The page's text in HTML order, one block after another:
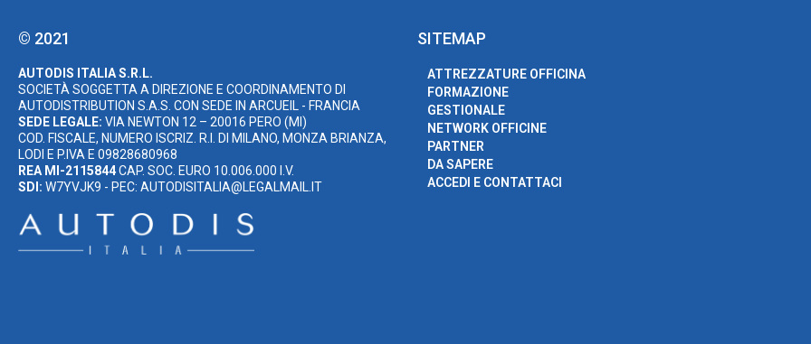
© 2021
AUTODIS ITALIA S.R.L.
SOCIETÀ SOGGETTA A DIREZIONE E COORDINAMENTO DI
AUTODISTRIBUTION S.A.S. CON SEDE IN ARCUEIL - FRANCIA
SEDE LEGALE: VIA NEWTON 12 – 20016 PERO (MI)
COD. FISCALE, NUMERO ISCRIZ. R.I. DI MILANO, MONZA BRIANZA,
LODI E P.IVA E 09828680968
REA MI-2115844CAP. SOC. EURO 10.006.000 I.V.
SDI: W7YVJK9 - PEC: AUTODISITALIA@LEGALMAIL.IT
SITEMAP
ATTREZZATURE OFFICINA
FORMAZIONE
GESTIONALE
NETWORK OFFICINE
PARTNER
DA SAPERE
ACCEDI E CONTATTACI